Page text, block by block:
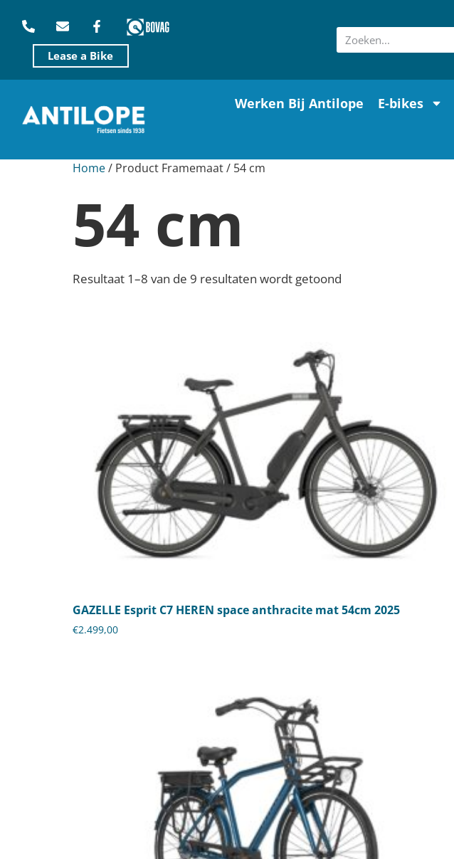
Lease a Bike
Werken Bij Antilope E-bikes
Home/ Product Framemaat / 54 cm
54 cm
Resultaat 1–8 van de 9 resultaten wordt getoond
GAZELLE Esprit C7 HEREN space anthracite mat 54cm 2025
€2.499,00